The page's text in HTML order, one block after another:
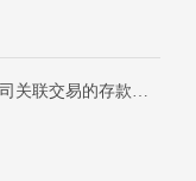
上一篇：金岭矿业：2024年度涉及财务公司关联交易的存款、贷款等金融业务的专项说明